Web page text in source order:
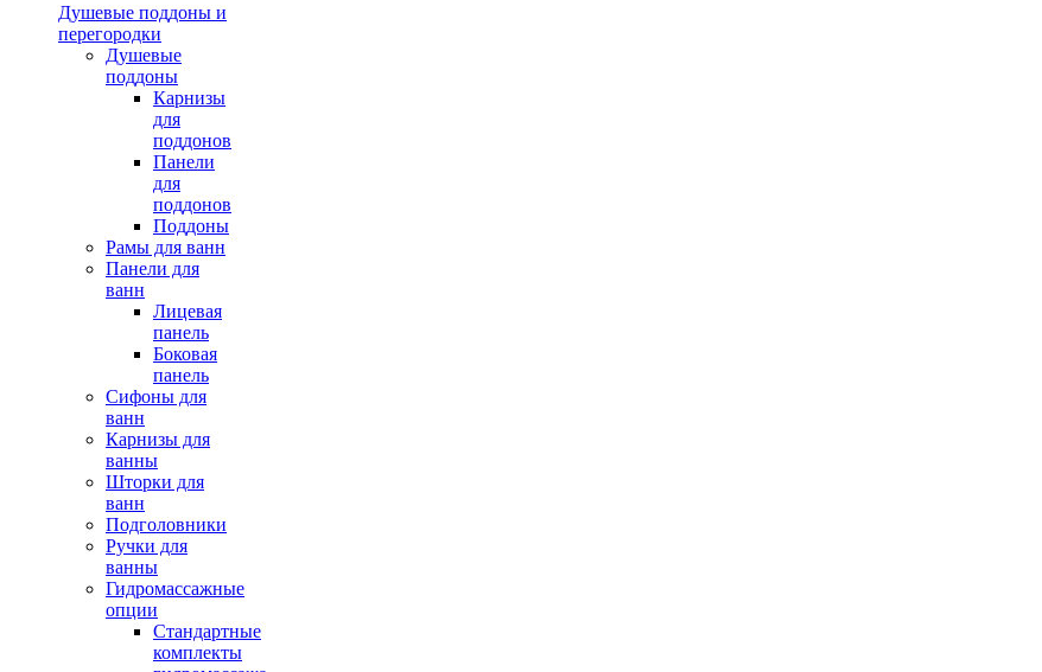
Душевые поддоны и
перегородки
Душевые
поддоны
Карнизы
для
поддонов
Панели
для
поддонов
Поддоны
Рамы для ванн
Панели для
ванн
Лицевая
панель
Боковая
панель
Сифоны для
ванн
Карнизы для
ванны
Шторки для
ванн
Подголовники
Ручки для
ванны
Гидромассажные
опции
Стандартные
комплекты